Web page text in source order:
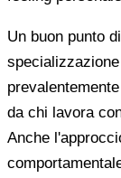
Un buon punto
da chi lavora
Anche